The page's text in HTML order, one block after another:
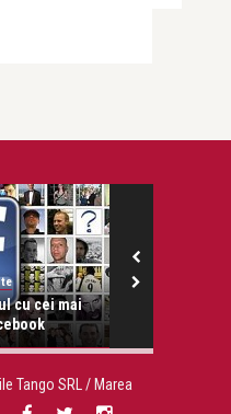
cei mai
STIRI
revistatango.ro
Tango SRL / Marea